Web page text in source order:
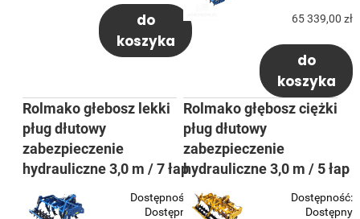
do
koszyka
65 339,00 zł
do
koszyka
Rolmako głebosz lekki
pług dłutowy
zabezpieczenie
hydrauliczne 3,0 m / 7 łap
Dostępność:
Dostępny
Rolmako głębosz ciężki
pług dłutowy
zabezpieczenie
hydrauliczne 3,0 m / 5 łap
Dostępność:
Dostępny